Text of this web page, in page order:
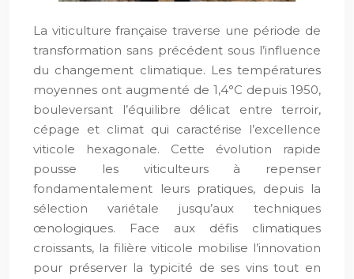
La viticulture française traverse une période de
transformation sans précédent sous l’influence
du changement climatique. Les températures
moyennes ont augmenté de 1,4°C depuis 1950,
bouleversant l’équilibre délicat entre terroir,
cépage et climat qui caractérise l’excellence
viticole hexagonale. Cette évolution rapide
pousse les viticulteurs à repenser
fondamentalement leurs pratiques, depuis la
sélection variétale jusqu’aux techniques
œnologiques. Face aux défis climatiques
croissants, la filière viticole mobilise l’innovation
pour préserver la typicité de ses vins tout en